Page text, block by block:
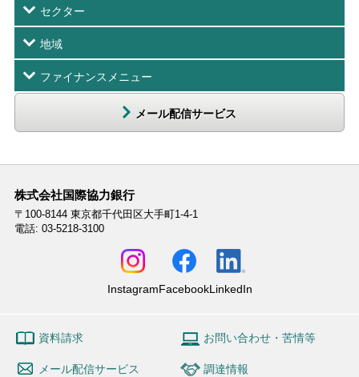
セクター
地域
ファイナンスメニュー
メール配信サービス
株式会社国際協力銀行
〒100-8144 東京都千代田区大手町1-4-1
電話: 03-5218-3100
InstagramFacebookLinkedIn
資料請求 お問い合わせ・苦情等
メール配信サービス 調達情報